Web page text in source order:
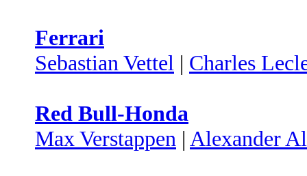
Ferrari
Sebastian Vettel | Charles
Red Bull-Honda
Max Verstappen | Alexander